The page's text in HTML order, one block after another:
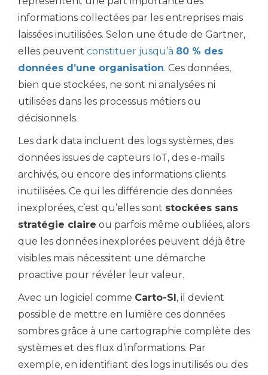
informations collectées par les entreprises mais
laissées inutilisées. Selon une étude de Gartner,
elles peuvent constituer jusqu’à 80 % des
données d’une organisation. Ces données,
bien que stockées, ne sont ni analysées ni
utilisées dans les processus métiers ou
décisionnels.
Les dark data incluent des logs systèmes, des
données issues de capteurs IoT, des e-mails
archivés, ou encore des informations clients
inutilisées. Ce qui les différencie des données
inexplorées, c’est qu’elles sont stockées sans
stratégie claire ou parfois même oubliées, alors
que les données inexplorées peuvent déjà être
visibles mais nécessitent une démarche
proactive pour révéler leur valeur.
Avec un logiciel comme Carto-SI, il devient
possible de mettre en lumière ces données
sombres grâce à une cartographie complète des
systèmes et des flux d’informations. Par
exemple, en identifiant des logs inutilisés ou des